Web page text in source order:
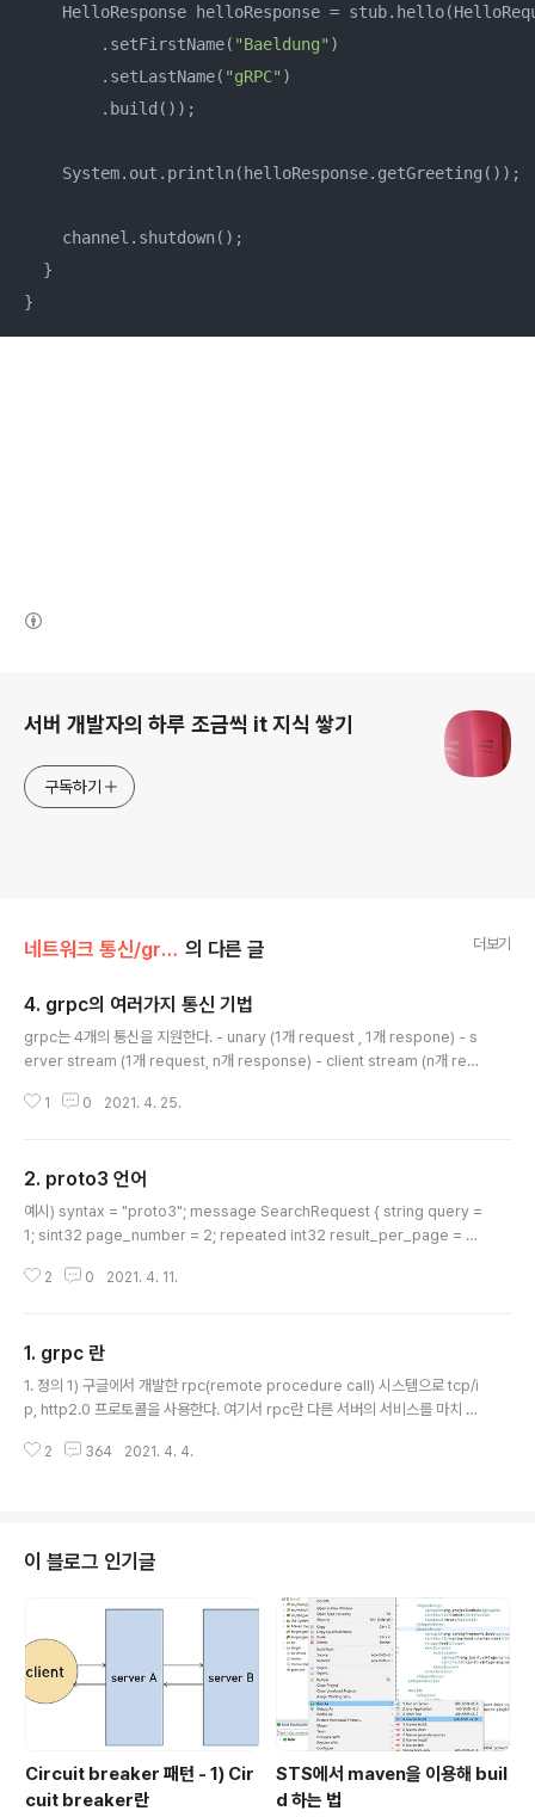
HelloResponse helloResponse =
        .setFirstName(
"Baeldung" )
        .setLastName(
"gRPC" )
        .build());
    System.out.println(helloResponse.getGreeting());
    channel.shutdown();
  }
}
서버 개발자의 하루 조금씩 it 지식 쌓기
구독하기
네트워크 통신/grpc 의 다른 글 더보기
4. grpc의 여러가지 통신 기법
grpc는 4개의 통신을 지원한다. - unary (1개 request , 1개 respone) - s
erver stream (1개 request, n개 response) - client stream (n개 req
클라이언트에서 4가지 통신을 3가지 방법으로 콜 할 수 있다. - blocking - a
지 않는다. 따라서 총 7가지가 존재한다. unary server stream client stre
am bi stream b..
1 0 2021. 4. 25.
2. proto3 언어
예시) syntax = "proto3"; message SearchRequest { string query =
1; sint32 page_number = 2; repeated int32 result_per_page = 3;
served 5,6,7~10,13; message InnerMessage { String s1 = 1; } } en
ervice { rpc Search(Sea..
2 0 2021. 4. 11.
1. grpc 란
1. 정의 1) 구글에서 개발한 rpc(remote procedure call) 시스템으로 tcp/i
p, http2.0 프로토콜을 사용한다. 여기서 rpc란 다른 서버의 서비스를 마치 내
규약을 protocol buffer(protobuf)를 이용해 정의한다. protocol buffer
보다 통신 속도가 빠르다. 3. 단점 1) jso..
2 364 2021. 4. 4.
이 블로그 인기글
Circuit breaker 패턴 - 1) Cir
cuit breaker란
STS에서 maven을 이용해 buil
d 하는 법